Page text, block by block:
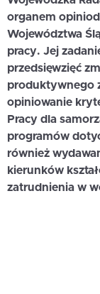
organem
Województwa
pracy. Jej
przedsięwzięć
produktywnego
opiniowanie
Pracy dla
programów
również
kierunków
zatrudnienia w